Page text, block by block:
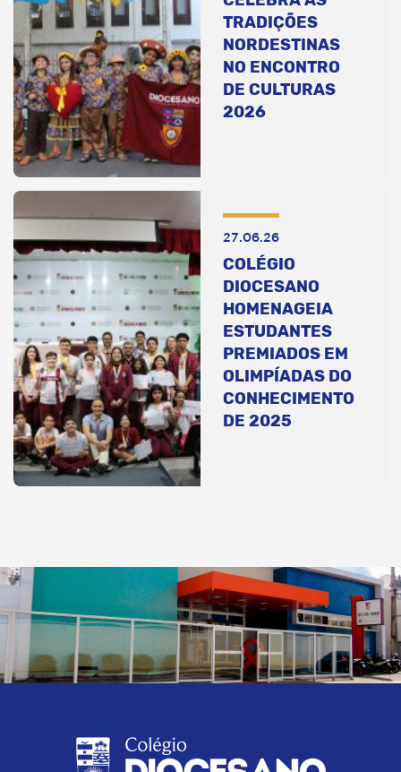
TRADIÇÕES
NORDESTINAS
NO ENCONTRO
DE CULTURAS
2026
27.06.26
COLÉGIO
DIOCESANO
HOMENAGEIA
ESTUDANTES
PREMIADOS EM
OLIMPÍADAS DO
CONHECIMENTO
DE 2025